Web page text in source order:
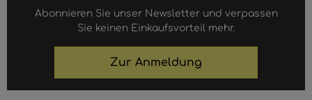
Abonnieren Sie unser Newsletter und verpassen
Sie keinen Einkaufsvorteil mehr.
Zur Anmeldung